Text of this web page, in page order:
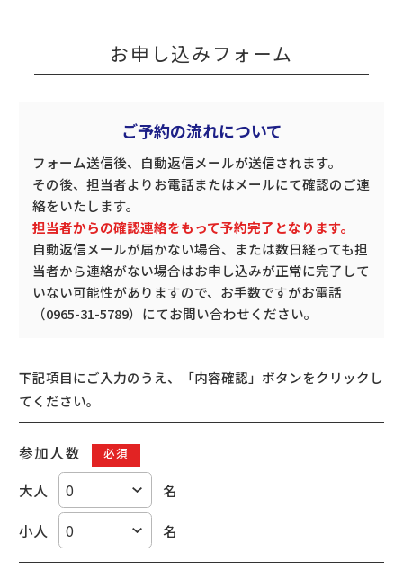
お申し込みフォーム
ご予約の流れについて
フォーム送信後、自動返信メールが送信されます。
その後、担当者よりお電話またはメールにて確認のご連
絡をいたします。
担当者からの確認連絡をもって予約完了となります。
自動返信メールが届かない場合、または数日経っても担
当者から連絡がない場合はお申し込みが正常に完了して
いない可能性がありますので、お手数ですがお電話
（0965-31-5789）にてお問い合わせください。
下記項目にご入力のうえ、「内容確認」ボタンをクリックし
てください。
参加人数 必須
大人 名
小人 名